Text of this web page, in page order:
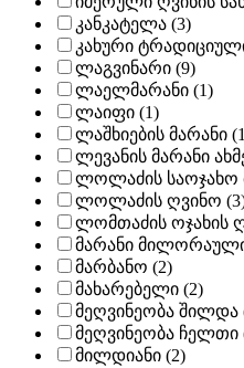
კანკატელა (3)
კახური
ლაგვინარი (9)
ლაელმარანი (1)
ლაიფი (1)
ლაშხიების მარანი
ლევანის მარანი
ლოლაძის საოჯახო
ლოლაძის ღვინო
ლომთაძის ოჯახის
მარანი
მარბანო (2)
მახარებელი (2)
მეღვინეობა შილდა
მეღვინეობა ჩელთი
მილდიანი (2)